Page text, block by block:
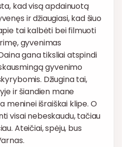
kad visą apdainuotą
ir džiaugiasi, kad šiuo
tai kalbėti bei filmuoti
gyvenimas
gana tiksliai atspindi
gyvenimo
Džiugina tai,
ir šiandien mane
meninei išraiškai klipe. O
visai nebeskaudu, tačiau
Ateičiai, spėju, bus